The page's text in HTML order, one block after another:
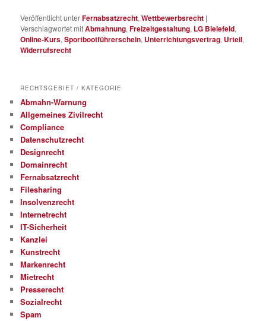
Veröffentlicht unterFernabsatzrecht,Wettbewerbsrecht |
Verschlagwortet mitAbmahnung,Freizeitgestaltung, LG Bielefeld,
Online-Kurs,Sportbootführerschein, Unterrichtungsvertrag, Urteil,
Widerrufsrecht
RECHTSGEBIET / KATEGORIE
Abmahn-Warnung
Allgemeines Zivilrecht
Compliance
Datenschutzrecht
Designrecht
Domainrecht
Fernabsatzrecht
Filesharing
Insolvenzrecht
Internetrecht
IT-Sicherheit
Kanzlei
Kunstrecht
Markenrecht
Mietrecht
Presserecht
Sozialrecht
Spam